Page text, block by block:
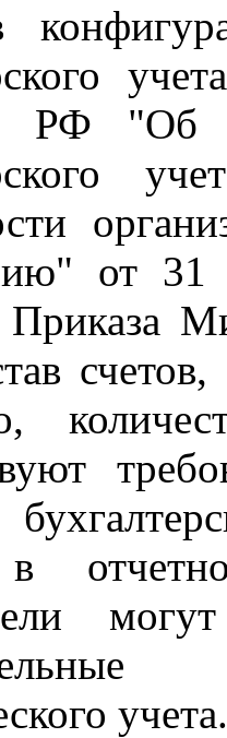
РФ "Об
от
Приказа
счетов,
учета.